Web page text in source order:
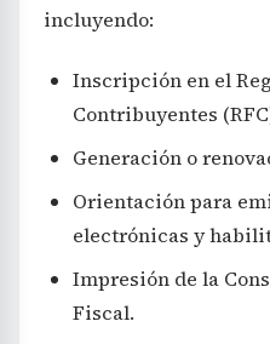
incluyendo:
Inscripción en el
Contribuyentes
Generación o
Orientación para
electrónicas y
Impresión de la
Fiscal.